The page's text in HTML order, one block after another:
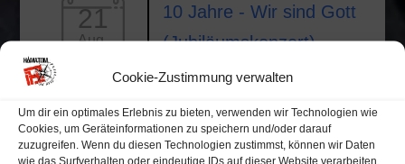
Cookie-Zustimmung verwalten
Um dir ein optimales Erlebnis zu bieten, verwenden wir Technologien wie
Cookies, um Geräteinformationen zu speichern und/oder darauf
zuzugreifen. Wenn du diesen Technologien zustimmst, können wir Daten
wie das Surfverhalten oder eindeutige IDs auf dieser Website verarbeiten.
21
Aug.
10 Jahre - Wir sind Gott
(Jubiläumskonzert)
21 Aug. 26